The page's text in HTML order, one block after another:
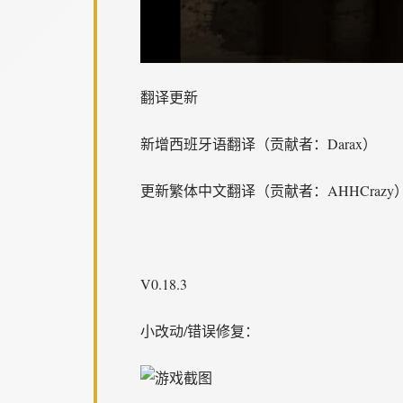
翻译更新
新增西班牙语翻译（贡献者：Darax）
更新繁体中文翻译（贡献者：AHHCrazy
V0.18.3
小改动/错误修复：